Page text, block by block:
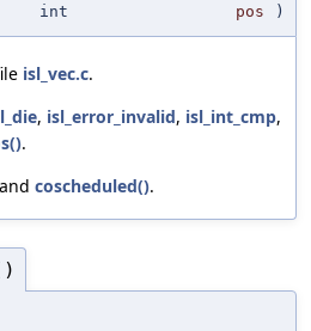
int
pos )
isl_vec.c.
, isl_error_invalid, isl_int_cmp,
.
coscheduled().